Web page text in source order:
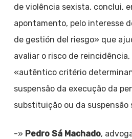
de violência sexista, conclui,
apontamento, pelo interesse
de gestión del riesgo» que
avaliar o risco de
«autêntico critério
suspensão da execução da
substituição ou da
-» Pedro Sá Machado,